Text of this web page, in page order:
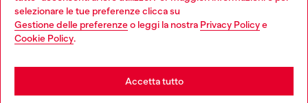
selezionare le tue preferenze clicca su
Gestione delle preferenzeo leggi la nostra Privacy Policye
Cookie Policy.
Accetta tutto
Choose your location
You are currently browsing Italia website, but it seems you may
be based in United States